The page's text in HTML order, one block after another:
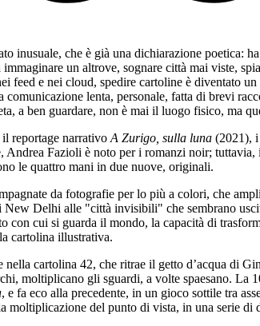
inusuale, che è già una dichiarazione poetica:
un altrove, sognare città mai viste,
feed e nei cloud, spedire cartoline è diventato
comunicazione lenta, personale, fatta di brevi
a ben guardare, non è mai il luogo fisico, ma
reportage narrativo A Zurigo, sulla luna (2021), i
Andrea Fazioli è noto per i romanzi noir;
le quattro mani in due nuove, originali.
da fotografie per lo più a colori, che
Delhi alle "città invisibili" che sembrano
con cui si guarda il mondo, la capacità di
cartolina illustrativa.
nella cartolina 42, che ritrae il getto d’acqua di
moltiplicano gli sguardi, a volte spaesano. La
, e fa eco alla precedente, in un gioco sottile tra
moltiplicazione del punto di vista, in una serie